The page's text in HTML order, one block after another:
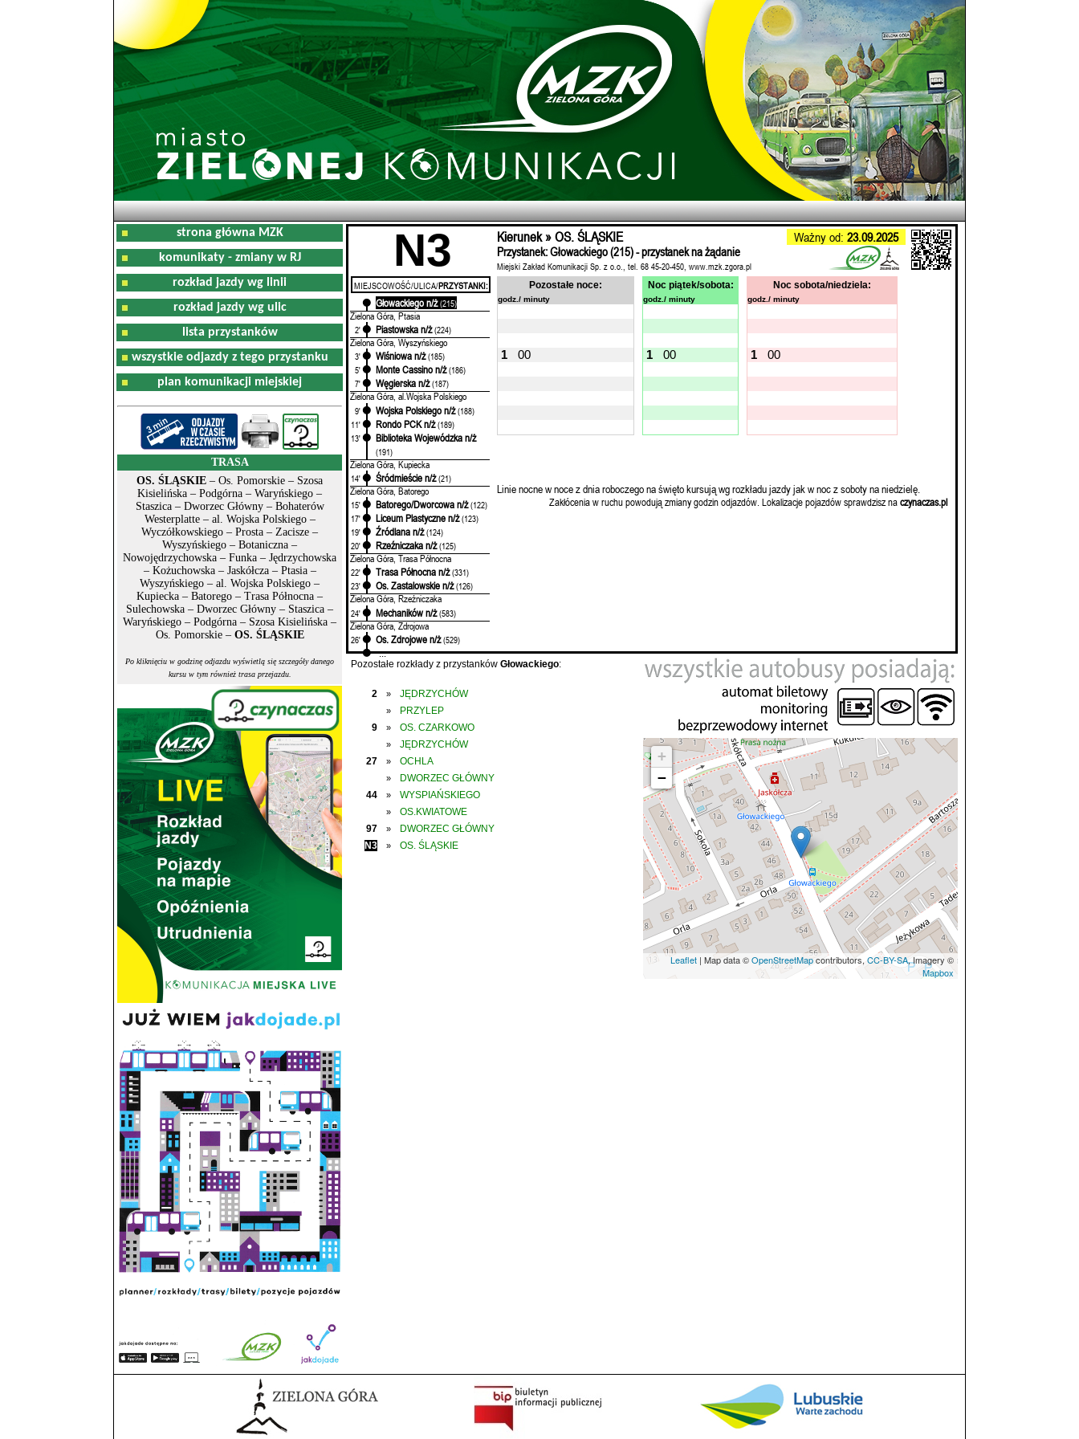
strona główna MZK
komunikaty - zmiany w RJ
rozkład jazdy wg linii
rozkład jazdy wg ulic
lista przystanków
wszystkie odjazdy z tego przystanku
plan komunikacji miejskiej
TRASA
OS. ŚLĄSKIE – Os. Pomorskie – Szosa
Kisielińska – Podgórna – Waryńskiego –
Staszica – Dworzec Główny – Bohaterów
Westerplatte – al. Wojska Polskiego –
Wyczółkowskiego – Prosta – Zacisze –
Wyszyńskiego – Botaniczna –
Nowojędrzychowska – Funka – Jędrzychowska
– Kożuchowska – Jaskółcza – Ptasia –
Wyszyńskiego – al. Wojska Polskiego –
Kupiecka – Batorego – Trasa Północna –
Sulechowska – Dworzec Główny – Staszica –
Waryńskiego – Podgórna – Szosa Kisielińska –
Os. Pomorskie – OS. ŚLĄSKIE
Po kliknięciu w godzinę odjazdu wyświetlą się szczegóły danego
kursu w tym również trasa przejazdu.
N3 Kierunek » OS. ŚLĄSKIE Ważny od: 23.09.2025
Przystanek: Głowackiego (215) - przystanek na żądanie
Miejski Zakład Komunikacji Sp. z o.o., tel. 68 45-20-450, www.mzk.zgora.pl
MIEJSCOWOŚĆ/ULICA/PRZYSTANKI:
Głowackiego n/ż (215)
Zielona Góra, Ptasia
2' Piastowska n/ż (224)
Zielona Góra, Wyszyńskiego
3' Wiśniowa n/ż (185)
5'
Monte Cassino n/ż (186)
7'
Węgierska n/ż (187)
Zielona Góra, al.Wojska Polskiego
9' Wojska Polskiego n/ż (188)
11'
Rondo PCK n/ż (189)
13'
Biblioteka Wojewódzka n/ż
(191)
Zielona Góra, Kupiecka
14' Śródmieście n/ż (21)
Zielona Góra, Batorego
15' Batorego/Dworcowa n/ż (122)
17'
Liceum Plastyczne n/ż (123)
19'
Źródlana n/ż (124)
20'
Rzeźniczaka n/ż (125)
Zielona Góra, Trasa Północna
22' Trasa Północna n/ż (331)
23'
Os. Zastalowskie n/ż (126)
Zielona Góra, Rzeźniczaka
24' Mechaników n/ż (583)
Zielona Góra, Zdrojowa
26' Os. Zdrojowe n/ż (529)
...
Pozostałe noce: Noc piątek/sobota: Noc sobota/niedziela:
godz./ minuty godz./ minuty godz./ minuty
1 00 1 00 1 00
Linie nocne w noce z dnia roboczego na święto kursują wg rozkładu jazdy jak w noc z soboty na niedzielę.
Zakłócenia w ruchu powodują zmiany godzin odjazdów. Lokalizacje pojazdów sprawdzisz naczynaczas.pl
Pozostałe rozkłady z przystanków Głowackiego:
2 » JĘDRZYCHÓW
»
PRZYLEP
9
» OS. CZARKOWO
»
JĘDRZYCHÓW
27
» OCHLA
»
DWORZEC GŁÓWNY
44
» WYSPIAŃSKIEGO
»
OS.KWIATOWE
97
»
DWORZEC GŁÓWNY
N3
» OS. ŚLĄSKIE
+
−
Leaflet | Map data ©OpenStreetMapcontributors,CC-BY-SA, Imagery ©
Mapbox